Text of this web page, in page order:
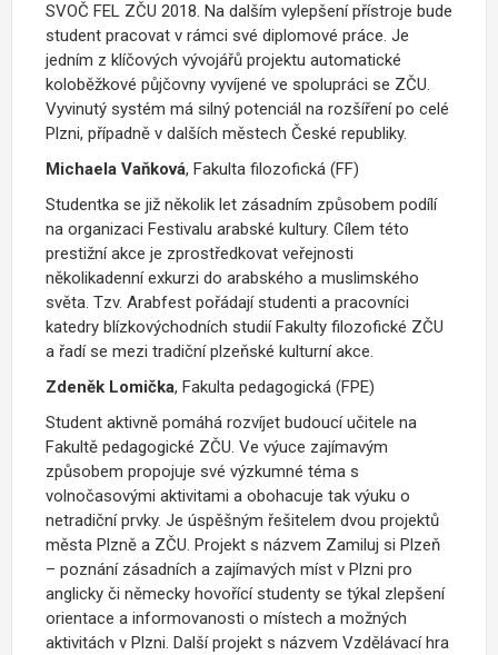
SVOČ FEL ZČU 2018. Na dalším vylepšení přístroje bude
student pracovat v rámci své diplomové práce. Je
jedním z klíčových vývojářů projektu automatické
koloběžkové půjčovny vyvíjené ve spolupráci se ZČU.
Vyvinutý systém má silný potenciál na rozšíření po celé
Plzni, případně v dalších městech České republiky.
Michaela Vaňková, Fakulta filozofická (FF)
Studentka se již několik let zásadním způsobem podílí
na organizaci Festivalu arabské kultury. Cílem této
prestižní akce je zprostředkovat veřejnosti
několikadenní exkurzi do arabského a muslimského
světa. Tzv. Arabfest pořádají studenti a pracovníci
katedry blízkovýchodních studií Fakulty filozofické ZČU
a řadí se mezi tradiční plzeňské kulturní akce.
Zdeněk Lomička, Fakulta pedagogická (FPE)
Student aktivně pomáhá rozvíjet budoucí učitele na
Fakultě pedagogické ZČU. Ve výuce zajímavým
způsobem propojuje své výzkumné téma s
volnočasovými aktivitami a obohacuje tak výuku o
netradiční prvky. Je úspěšným řešitelem dvou projektů
města Plzně a ZČU. Projekt s názvem Zamiluj si Plzeň
– poznání zásadních a zajímavých míst v Plzni pro
anglicky či německy hovořící studenty se týkal zlepšení
orientace a informovanosti o místech a možných
aktivitách v Plzni. Další projekt s názvem Vzdělávací hra